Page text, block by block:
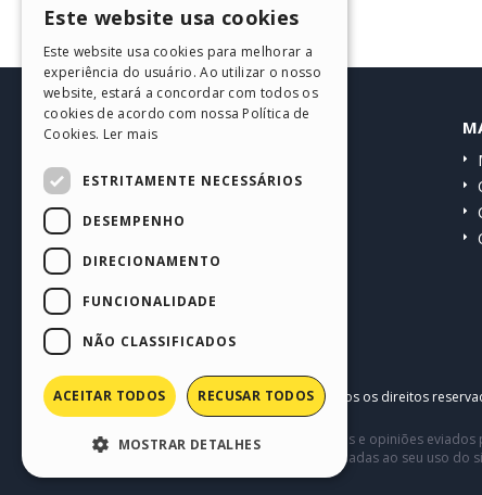
HELP CENTER
Comunidade
Websites de usuários
Copyright © 2026Incomedia s.r.l. Todos os direitos
Este site contém conteúdo comentários e opiniões
terceiros em conexão com ou relacionadas ao seu uso
ENGLISH
ITALIAN
GERMAN
PORTUGUESE
Este website usa cookies
Este website usa cookies para melhorar a
experiência do usuário. Ao utilizar o nosso
website, estará a concordar com todos os
cookies de acordo com nossa Política de
Cookies. Ler mais
ESTRITAMENTE NECESSÁRIOS
DESEMPENHO
DIRECIONAMENTO
FUNCIONALIDADE
NÃO CLASSIFICADOS
ACEITAR TODOS RECUSAR TODOS
MOSTRAR DETALHES